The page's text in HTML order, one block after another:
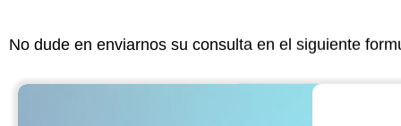
No dude en enviarnos su consulta en el siguiente